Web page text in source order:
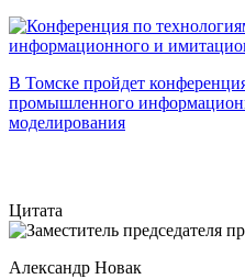
В Томске пройдет
промышленного
моделирования
Цитата
Александр Новак